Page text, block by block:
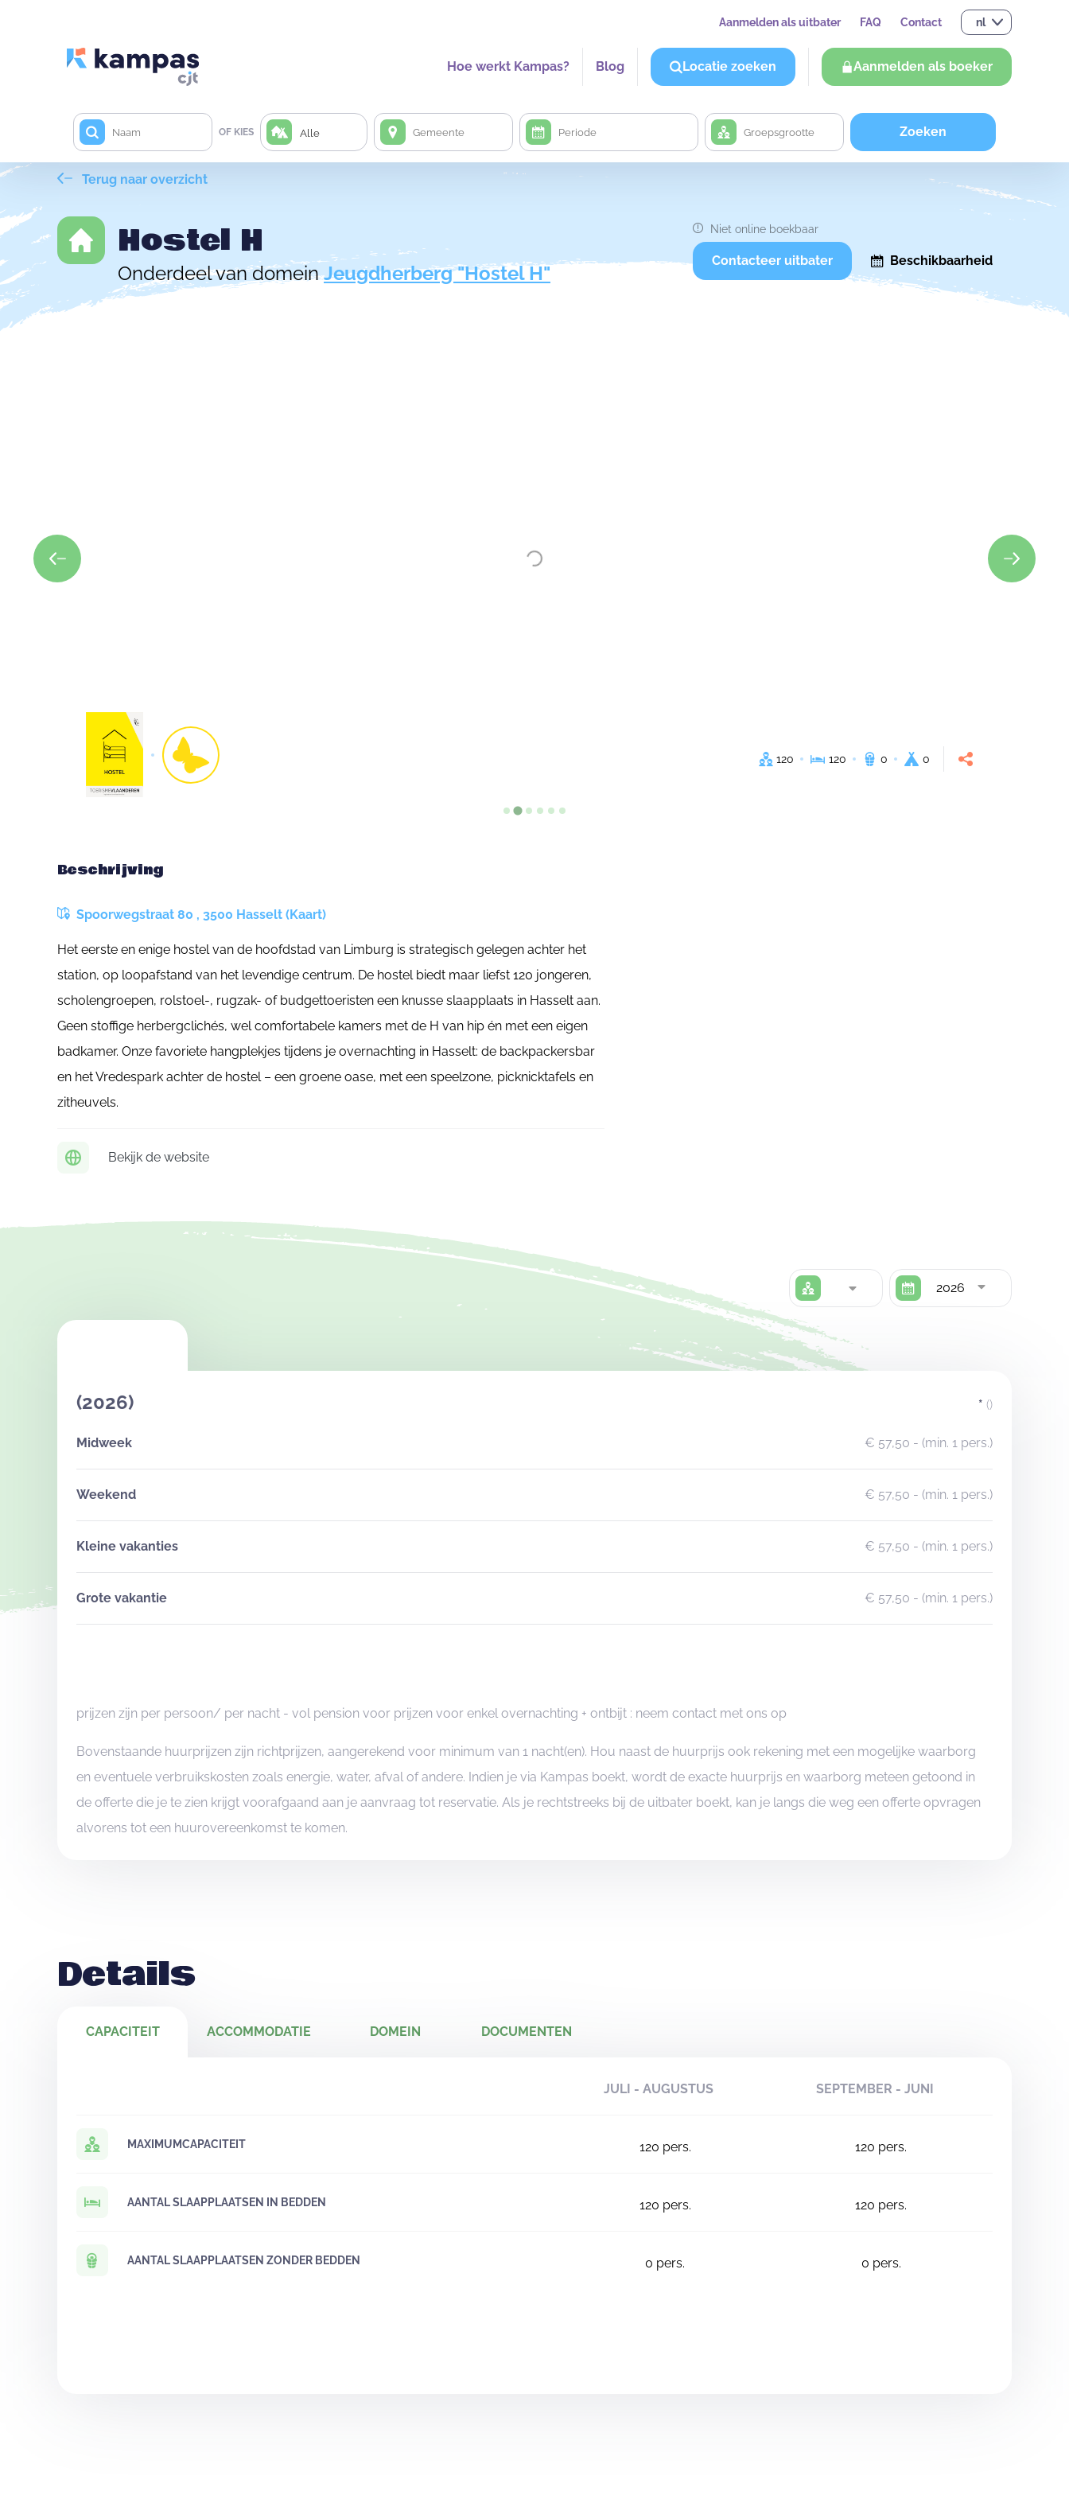
Aanmelden als uitbater FAQ Contact nl
Hoe werkt Kampas? Blog Locatie zoeken Aanmelden als boeker
OF KIES Alle Zoeken
Terug naar overzicht
Hostel H
Onderdeel van domeinJeugdherberg "Hostel H"
Niet online boekbaar
Contacteer uitbater Beschikbaarheid
120 120 0 0
Beschrijving
Spoorwegstraat 80 , 3500 Hasselt (Kaart)
Het eerste en enige hostel van de hoofdstad van Limburg is strategisch gelegen achter het
station, op loopafstand van het levendige centrum. De hostel biedt maar liefst 120 jongeren,
scholengroepen, rolstoel-, rugzak- of budgettoeristen een knusse slaapplaats in Hasselt aan.
Geen stoffige herbergclichés, wel comfortabele kamers met de H van hip én met een eigen
badkamer. Onze favoriete hangplekjes tijdens je overnachting in Hasselt: de backpackersbar
en het Vredespark achter de hostel – een groene oase, met een speelzone, picknicktafels en
zitheuvels.
Bekijk de website
2026
(2026) * ()
Midweek € 57,50 - (min. 1 pers.)
Weekend € 57,50 - (min. 1 pers.)
Kleine vakanties € 57,50 - (min. 1 pers.)
Grote vakantie € 57,50 - (min. 1 pers.)
prijzen zijn per persoon/ per nacht - vol pension voor prijzen voor enkel overnachting + ontbijt : neem contact met ons op
Bovenstaande huurprijzen zijn richtprijzen, aangerekend voor minimum van 1 nacht(en). Hou naast de huurprijs ook rekening met een mogelijke waarborg
en eventuele verbruikskosten zoals energie, water, afval of andere. Indien je via Kampas boekt, wordt de exacte huurprijs en waarborg meteen getoond in
de offerte die je te zien krijgt voorafgaand aan je aanvraag tot reservatie. Als je rechtstreeks bij de uitbater boekt, kan je langs die weg een offerte opvragen
alvorens tot een huurovereenkomst te komen.
Details
CAPACITEIT ACCOMMODATIE DOMEIN DOCUMENTEN
JULI - AUGUSTUS SEPTEMBER - JUNI
MAXIMUMCAPACITEIT 120 pers. 120 pers.
AANTAL SLAAPPLAATSEN IN BEDDEN 120 pers. 120 pers.
AANTAL SLAAPPLAATSEN ZONDER BEDDEN 0 pers. 0 pers.